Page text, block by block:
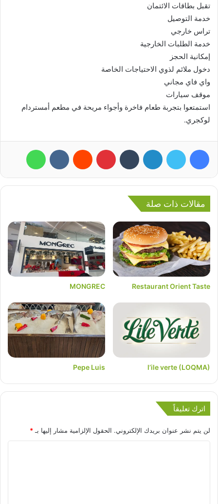
تقبل بطاقات الائتمان
خدمة التوصيل
تراس خارجي
خدمة الطلبات الخارجية
إمكانية الحجز
دخول ملائم لذوي الاحتياجات الخاصة
واي فاي مجاني
موقف سيارات
استمتعوا بتجربة طعام فاخرة وأجواء مريحة في مطعم أمستردام
لوكجري.
فيسبوك تويتر لينكدإن بينتيريست
مقالات ذات صلة
Restaurant Orient Taste
MONGREC
l’ile verte (LOQMA)
Pepe Luis
اترك تعليقاً
لن يتم نشر عنوان بريدك الإلكتروني. الحقول الإلزامية مشار إليها بـ *